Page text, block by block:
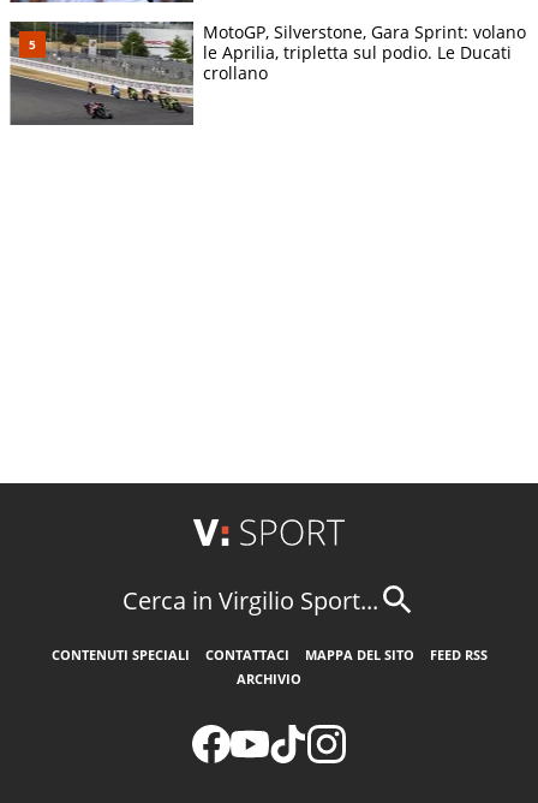
MotoGP, Silverstone, Gara Sprint: volano
le Aprilia, tripletta sul podio. Le Ducati
crollano
Cerca in Virgilio Sport...
CONTENUTI SPECIALI CONTATTACI MAPPA DEL SITO
FEED RSS
ARCHIVIO